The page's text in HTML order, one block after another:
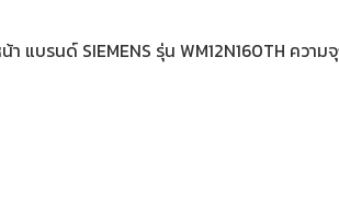
า แบรนด์ SIEMENS รุ่น WM12N160TH ความ